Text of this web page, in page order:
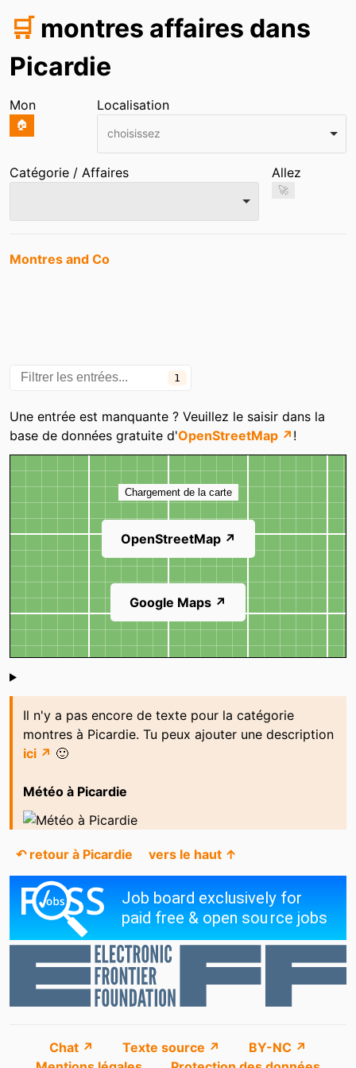
🛒 montres affaires dans
Picardie
Mon
🏠
Localisation
choisissez
Catégorie / Affaires Allez
🚀
Entrées
Montres and Co
1
Une entrée est manquante ? Veuillez le saisir dans la
base de données gratuite d'OpenStreetMap ↗ !
Carte
Chargement de la carte
OpenStreetMap ↗
Google Maps ↗
Shoutbox
Il n'y a pas encore de texte pour la catégorie
montres à Picardie. Tu peux ajouter une description
ici ↗ 🙂
Météo à Picardie
↶ retour à Picardie vers le haut ↑
Chat ↗ Texte source ↗
BY-NC ↗